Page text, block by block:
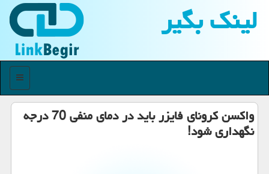
لینك بگیر
منو
واكسن كرونای فایزر باید در دمای منفی 70 درجه
نگهداری شود!